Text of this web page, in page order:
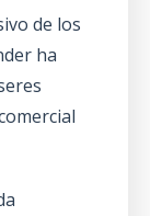
de los
ha